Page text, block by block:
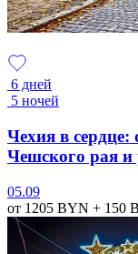
6 дней
5 ночей
Чехия в
Чешского рая и
05.09
от 1205 BYN + 150